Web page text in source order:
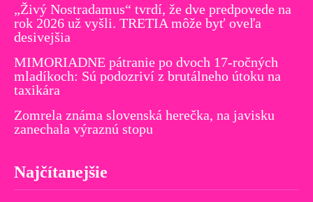
„Živý Nostradamus“ tvrdí, že dve predpovede na
rok 2026 už vyšli. TRETIA môže byť oveľa
desivejšia
MIMORIADNE pátranie po dvoch 17-ročných
mladíkoch: Sú podozriví z brutálneho útoku na
taxikára
Zomrela známa slovenská herečka, na javisku
zanechala výraznú stopu
Najčítanejšie